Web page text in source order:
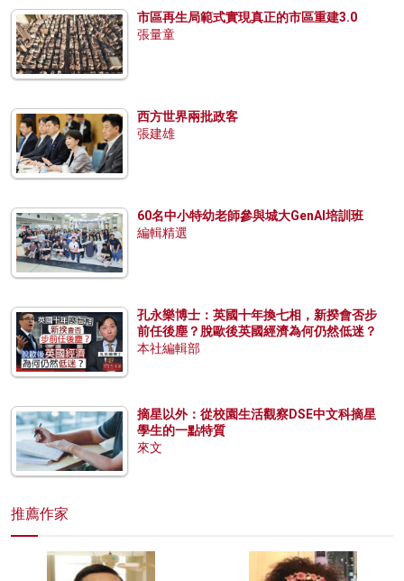
市區再生局範式實現真正的市區重建3.0
張量童
西方世界兩批政客
張建雄
60名中小特幼老師參與城大GenAI培訓班
編輯精選
孔永樂博士：英國十年換七相，新揆會否步
前任後塵？脫歐後英國經濟為何仍然低迷？
本社編輯部
摘星以外：從校園生活觀察DSE中文科摘星
學生的一點特質
來文
推薦作家